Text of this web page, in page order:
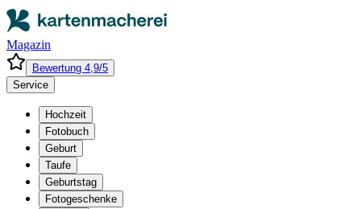
Magazin
Bewertung 4,9/5
Service
Hochzeit
Fotobuch
Geburt
Taufe
Geburtstag
Fotogeschenke